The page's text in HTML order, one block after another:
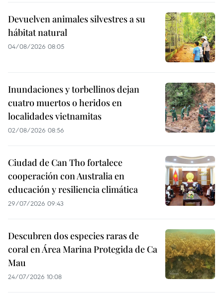
Devuelven animales silvestres a su
hábitat natural
04/08/2026 08:05
Inundaciones y torbellinos dejan
cuatro muertos o heridos en
localidades vietnamitas
02/08/2026 08:56
Ciudad de Can Tho fortalece
cooperación con Australia en
educación y resiliencia climática
29/07/2026 09:43
Descubren dos especies raras de
coral en Área Marina Protegida de Ca
Mau
24/07/2026 10:08